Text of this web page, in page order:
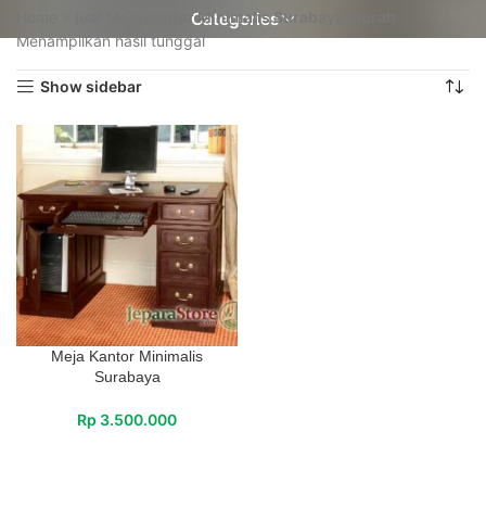
Categories
jual Meja Kantor Minimalis Surabaya murah
Menampilkan hasil tunggal
Show sidebar
Meja Kantor Minimalis
Surabaya
Rp 3.500.000